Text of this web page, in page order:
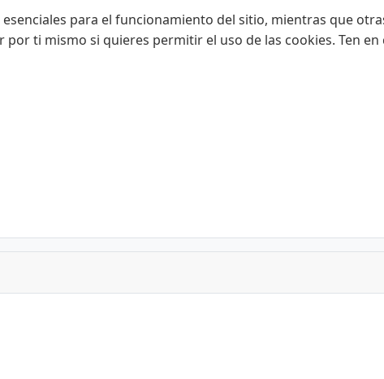
para el funcionamiento del sitio, mientras que
ti mismo si quieres permitir el uso de las cookies. Ten